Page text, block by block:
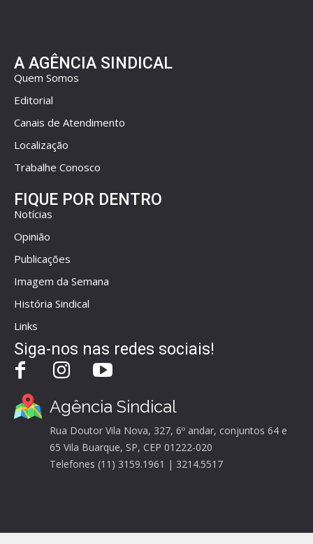
A AGÊNCIA SINDICAL
Quem Somos
Editorial
Canais de Atendimento
Localização
Trabalhe Conosco
FIQUE POR DENTRO
Notícias
Opinião
Publicações
Imagem da Semana
História Sindical
Links
Siga-nos nas redes sociais!
Agência Sindical
Rua Doutor Vila Nova, 327, 6º andar, conjuntos 64 e
65 Vila Buarque, SP, CEP 01222-020
Telefones (11) 3159.1961 | 3214.5517